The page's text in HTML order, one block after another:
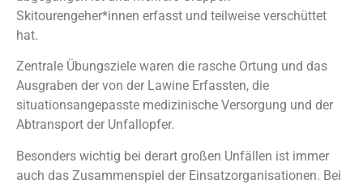
Skitourengeher*innen erfasst und teilweise verschüttet
hat.
Zentrale Übungsziele waren die rasche Ortung und das
Ausgraben der von der Lawine Erfassten, die
situationsangepasste medizinische Versorgung und der
Abtransport der Unfallopfer.
Besonders wichtig bei derart großen Unfällen ist immer
auch das Zusammenspiel der Einsatzorganisationen. Bei